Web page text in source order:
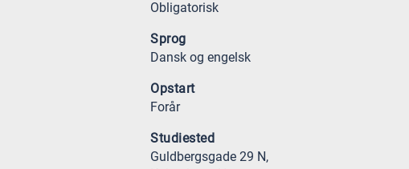
Obligatorisk
Sprog
Dansk og engelsk
Opstart
Forår
Studiested
Guldbergsgade 29 N,